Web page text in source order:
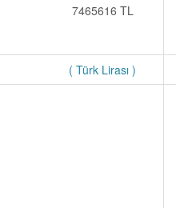
7465616 TL
( Türk Lirası )